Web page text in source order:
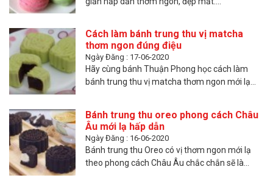
Cách làm bánh trung thu vị matcha
thơm ngon đúng điệu
Ngày Đăng : 17-06-2020
Hãy cùng bánh Thuận Phong học cách làm
bánh trung thu vị matcha thơm ngon mới lạ...
Bánh trung thu oreo phong cách Châu
Âu mới lạ hấp dẫn
Ngày Đăng : 16-06-2020
Bánh trung thu Oreo có vị thơm ngon mới lạ
theo phong cách Châu Âu chắc chắn sẽ là...